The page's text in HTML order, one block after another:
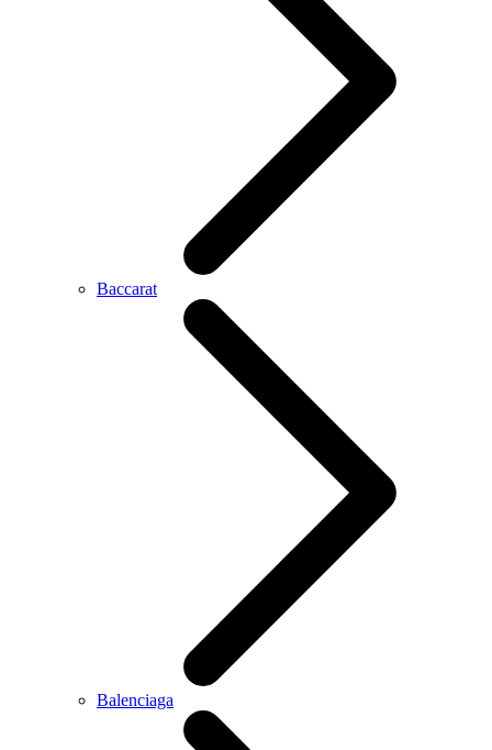
Baccarat
Balenciaga